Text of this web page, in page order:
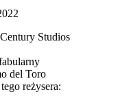
Studios
del Toro
reżysera: